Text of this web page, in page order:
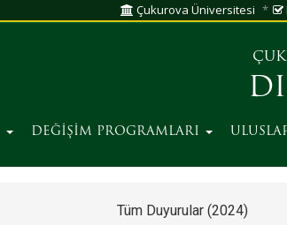
Çukurova Üniversitesi
DEĞİŞİM PROGRAMLARI
Tüm Duyurular (2024)